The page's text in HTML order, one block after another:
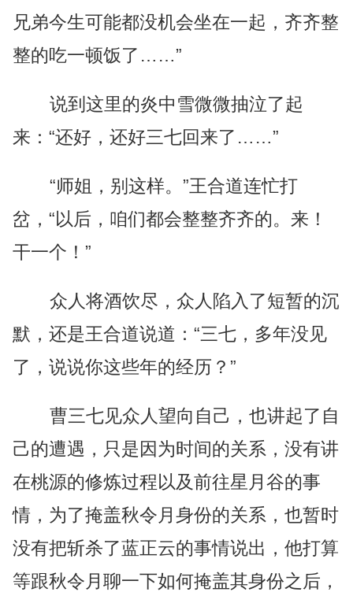
兄弟今生可能都没机会坐在一起，齐齐整
整的吃一顿饭了……”
说到这里的炎中雪微微抽泣了起
来：“还好，还好三七回来了……”
“师姐，别这样。”王合道连忙打
岔，“以后，咱们都会整整齐齐的。来！
干一个！”
众人将酒饮尽，众人陷入了短暂的沉
默，还是王合道说道：“三七，多年没见
了，说说你这些年的经历？”
曹三七见众人望向自己，也讲起了自
己的遭遇，只是因为时间的关系，没有讲
在桃源的修炼过程以及前往星月谷的事
情，为了掩盖秋令月身份的关系，也暂时
没有把斩杀了蓝正云的事情说出，他打算
等跟秋令月聊一下如何掩盖其身份之后，